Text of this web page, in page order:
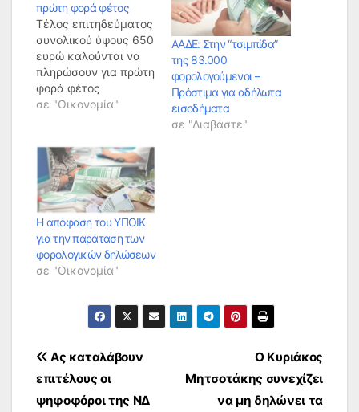
πρώτη φορά φέτος
Τέλος επιτηδεύματος
συνολικού ύψους 650
ευρώ καλούνται να
πληρώσουν για πρώτη
φορά φέτος
περισσότεροι από
κανονικό καθεστώς
ΦΠΑ. Πρόκειται για
αγρότες οι οποίοι
εντάχθηκαν την 1η-1-
2014 στο κανονικό
καθεστώς ΦΠΑ, που
συνεπάγεται τήρηση
φορολογικών βιβλίων
στοιχείων, και
συμπλήρωσαν την
απαλλαγής…
σε "Οικονομία"
ΑΑΔΕ: Στην “τσιμπίδα”
της 83.000
φορολογούμενοι –
Πρόστιμα για αδήλωτα
εισοδήματα
σε "Διαβάστε"
Η απόφαση του ΥΠΟΙΚ
για την παράταση των
φορολογικών δηλώσεων
σε "Οικονομία"
Πλοήγηση
άρθρων
Ο Κυριάκος
Μητσοτάκης συνεχίζει
να μη δηλώνει τα
Ας καταλάβουν
επιτέλους οι
ψηφοφόροι της ΝΔ